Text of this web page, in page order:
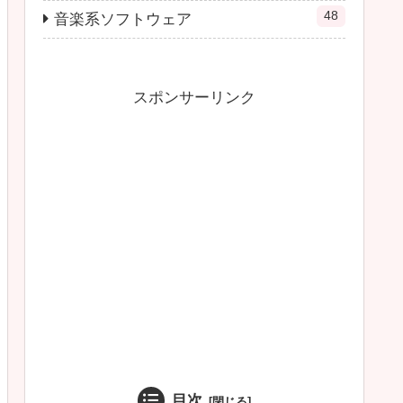
音楽系ソフトウェア 48
スポンサーリンク